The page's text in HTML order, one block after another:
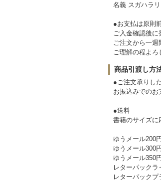
名義 スガハラリ
●お支払は原則
ご入金確認後に
ご注文から一
ご理解の程よろ
商品引渡し方
●ご注文承りし
お振込みでのお
●送料
書籍のサイズに
ゆうメール200
ゆうメール300
ゆうメール350
レターパックラ
レターパックプ